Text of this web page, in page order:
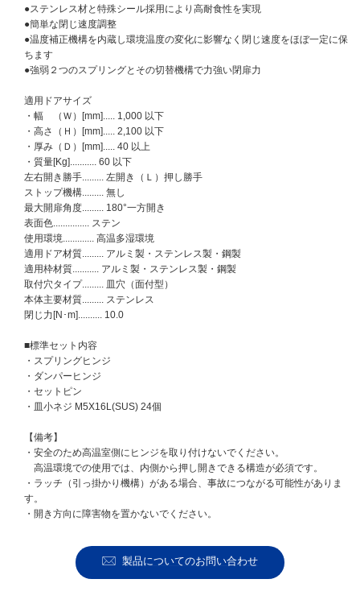
●ステンレス材と特殊シール採用により高耐食性を実現
●簡単な閉じ速度調整
●温度補正機構を内蔵し環境温度の変化に影響なく閉じ速度をほぼ一定に保
ちます
●強弱２つのスプリングとその切替機構で力強い閉扉力
適用ドアサイズ
・幅 （Ｗ）[mm]..... 1,000 以下
・高さ（Ｈ）[mm]..... 2,100 以下
・厚み（Ｄ）[mm]..... 40 以上
・質量[Kg]........... 60 以下
左右開き勝手......... 左開き（Ｌ）押し勝手
ストップ機構......... 無し
最大開扉角度......... 180°一方開き
表面色............... ステン
使用環境............. 高温多湿環境
適用ドア材質......... アルミ製・ステンレス製・鋼製
適用枠材質........... アルミ製・ステンレス製・鋼製
取付穴タイプ......... 皿穴（面付型）
本体主要材質......... ステンレス
閉じ力[N･m].......... 10.0
■標準セット内容
・スプリングヒンジ
・ダンパーヒンジ
・セットピン
・皿小ネジ M5X16L(SUS) 24個
【備考】
・安全のため高温室側にヒンジを取り付けないでください。
高温環境での使用では、内側から押し開きできる構造が必須です。
・ラッチ（引っ掛かり機構）がある場合、事故につながる可能性がありま
す。
・開き方向に障害物を置かないでください。
製品についてのお問い合わせ